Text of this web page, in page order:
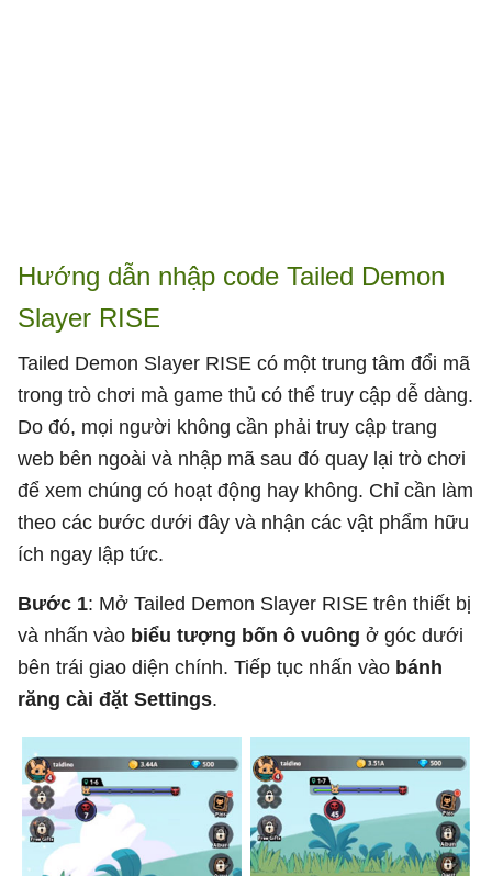
Hướng dẫn nhập code Tailed Demon
Slayer RISE
Tailed Demon Slayer RISE có một trung tâm đổi mã
trong trò chơi mà game thủ có thể truy cập dễ dàng.
Do đó, mọi người không cần phải truy cập trang
web bên ngoài và nhập mã sau đó quay lại trò chơi
để xem chúng có hoạt động hay không. Chỉ cần làm
theo các bước dưới đây và nhận các vật phẩm hữu
ích ngay lập tức.
Bước 1: Mở Tailed Demon Slayer RISE trên thiết bị
và nhấn vào biểu tượng bốn ô vuông ở góc dưới
bên trái giao diện chính. Tiếp tục nhấn vào bánh
răng cài đặt Settings.